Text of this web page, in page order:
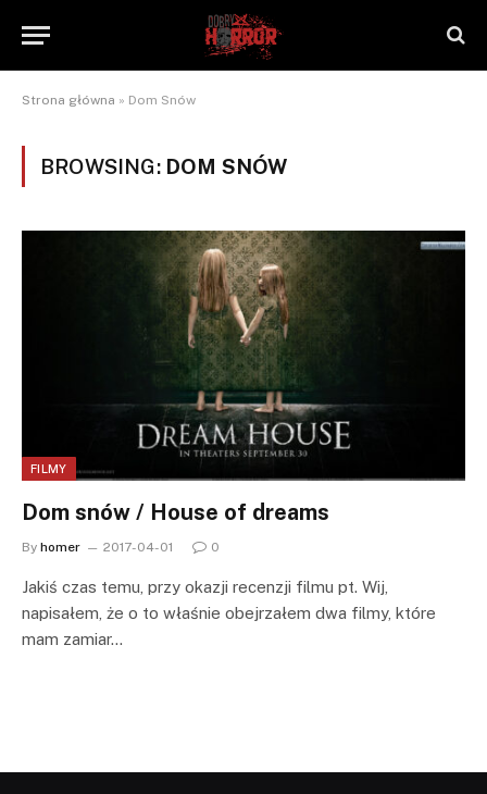
Strona główna » Dom Snów
BROWSING: DOM SNÓW
FILMY
Dom snów / House of dreams
By homer 2017-04-01 0
Jakiś czas temu, przy okazji recenzji filmu pt. Wij,
napisałem, że o to właśnie obejrzałem dwa filmy, które
mam zamiar…